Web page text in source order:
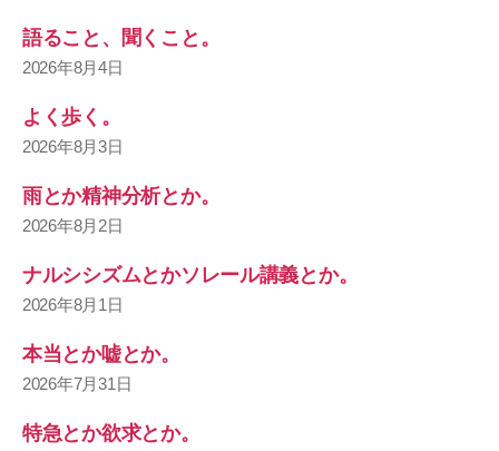
語ること、聞くこと。
2026年8月4日
よく歩く。
2026年8月3日
雨とか精神分析とか。
2026年8月2日
ナルシシズムとかソレール講義とか。
2026年8月1日
本当とか嘘とか。
2026年7月31日
特急とか欲求とか。